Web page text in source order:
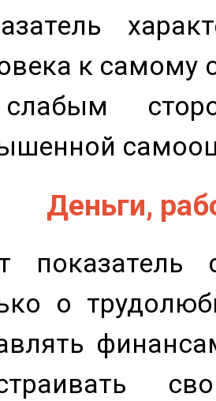
к самому
Деньги,
показатель
о